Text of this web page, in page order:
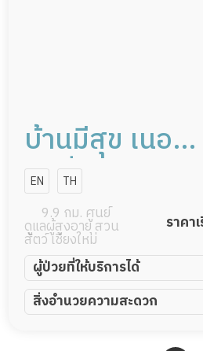
บ้านมีสุข เนอ
ร์สซิ่งโฮม
EN TH
9.9 กม. ศูนย์
ดูแลผู้สูงอายุ สวน
สัตว์ เชียงใหม่
ราคา
ผู้ป่วยที่ให้บริการได้
ผู้ป่วยอัมพาต อัมพฤกษ์
ผู้ป่วยอัลไซเมอร์
สิ่งอำนวยความสะดวก